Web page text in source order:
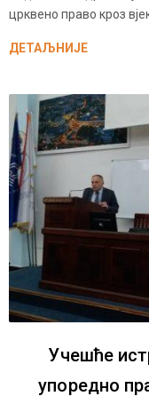
црквено право кроз
ДЕТАЉНИЈЕ
Учешће
упоредно